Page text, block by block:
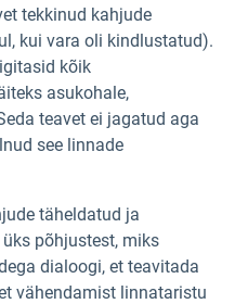
tekkinud kahjude
kui vara oli kindlustatud).
kõik
asukohale,
teavet ei jagatud aga
see linnade
täheldatud ja
põhjustest, miks
dialoogi, et teavitada
vähendamist linnataristu